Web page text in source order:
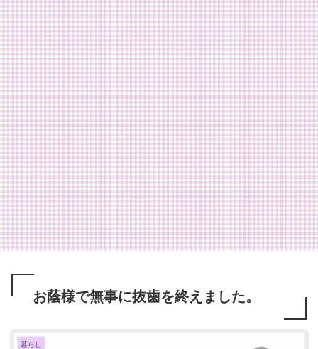
お蔭様で無事に抜歯を終えました。
暮らし